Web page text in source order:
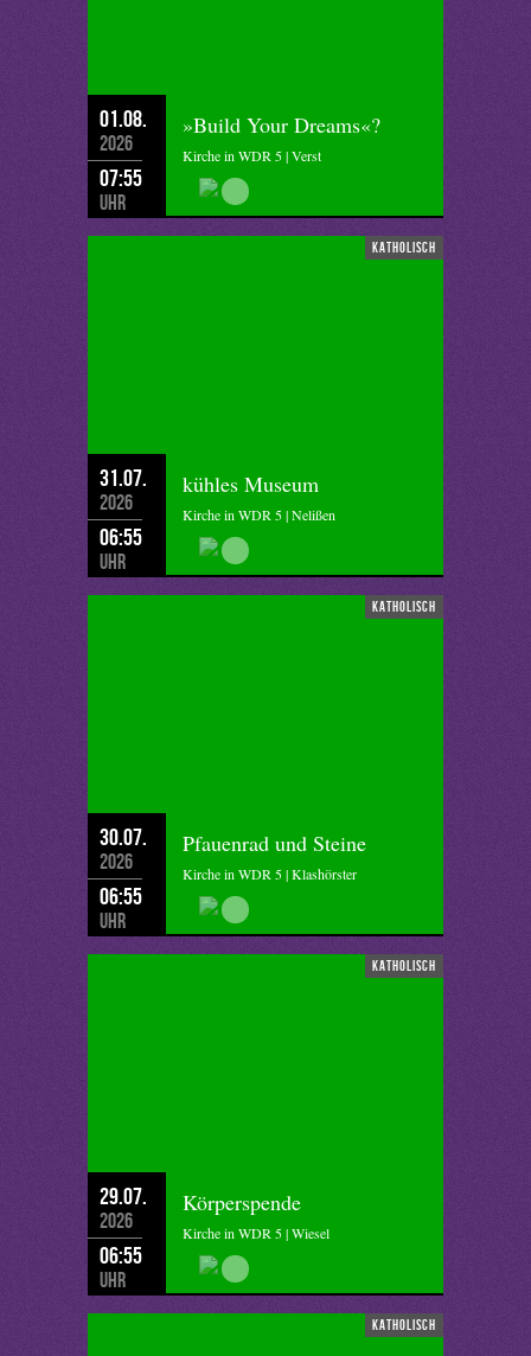
01.08.
2026
07:55
Uhr
»Build Your Dreams«?
Kirche in WDR 5 | Verst
katholisch
31.07.
2026
06:55
Uhr
kühles Museum
Kirche in WDR 5 | Nelißen
katholisch
30.07.
2026
06:55
Uhr
Pfauenrad und Steine
Kirche in WDR 5 | Klashörster
katholisch
29.07.
2026
06:55
Uhr
Körperspende
Kirche in WDR 5 | Wiesel
katholisch